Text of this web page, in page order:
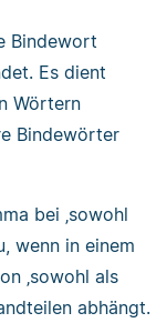
Bindewort
Es dient
Wörtern
Bindewörter
bei ‚sowohl
wenn in einem
‚sowohl als
abhängt.